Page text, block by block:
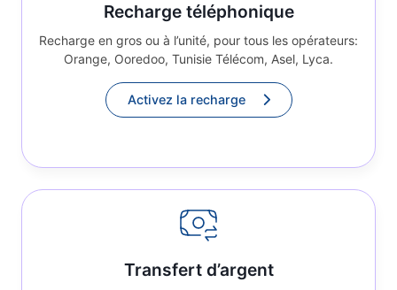
Recharge téléphonique
Recharge en gros ou à l’unité, pour tous les opérateurs:
Orange, Ooredoo, Tunisie Télécom, Asel, Lyca.
Activez la recharge
Transfert d’argent